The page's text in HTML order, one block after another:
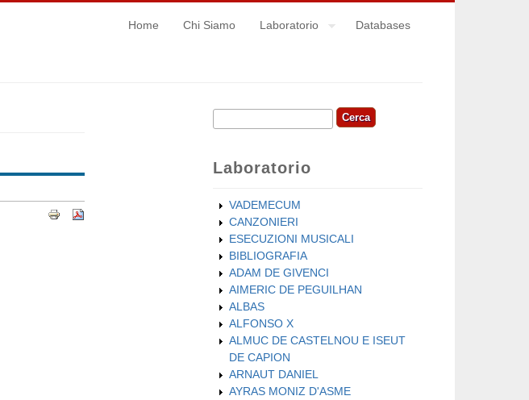
Home Chi Siamo Laboratorio Databases
Form di ricerca
Cerca
Laboratorio
VADEMECUM
CANZONIERI
ESECUZIONI MUSICALI
BIBLIOGRAFIA
ADAM DE GIVENCI
AIMERIC DE PEGUILHAN
ALBAS
ALFONSO X
ALMUC DE CASTELNOU E ISEUT
DE CAPION
ARNAUT DANIEL
AYRAS MONIZ D'ASME